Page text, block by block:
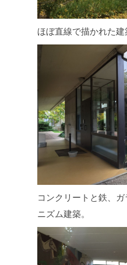
ほぼ直線で描かれた建
コンクリートと鉄、
ニズム建築。